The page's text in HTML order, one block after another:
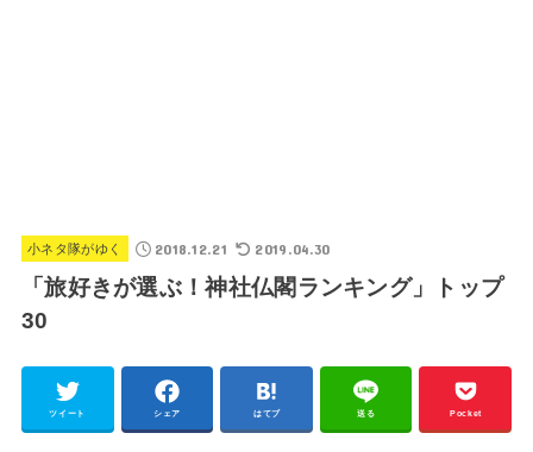
小ネタ隊がゆく 2018.12.21 2019.04.30
「旅好きが選ぶ！神社仏閣ランキング」トップ
30
ツイート シェア はてブ 送る Pocket